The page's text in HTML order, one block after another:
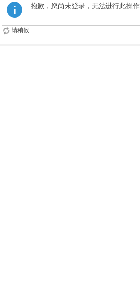
抱歉，您尚未登录，无法进行此操作
请稍候...